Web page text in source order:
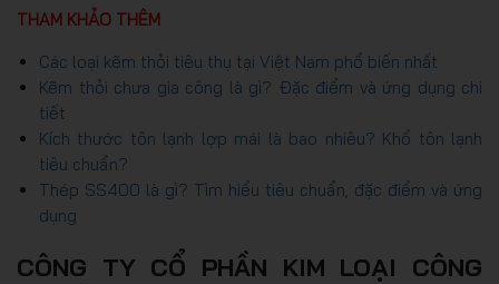
THAM KHẢO THÊM
Các loại kẽm thỏi tiêu thụ tại Việt Nam phổ biến nhất
Kẽm thỏi chưa gia công là gì? Đặc điểm và ứng dụng chi
tiết
Kích thước tôn lạnh lợp mái là bao nhiêu? Khổ tôn lạnh
tiêu chuẩn?
Thép SS400 là gì? Tìm hiểu tiêu chuẩn, đặc điểm và ứng
dụng
CÔNG TY CỔ PHẦN KIM LOẠI CÔNG